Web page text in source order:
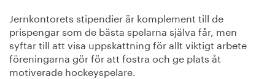
Jernkontorets stipendier är komplement till de
prispengar som de bästa spelarna själva får, men
syftar till att visa uppskattning för allt viktigt arbete
föreningarna gör för att fostra och ge plats åt
motiverade hockeyspelare.